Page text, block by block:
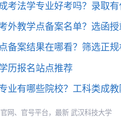
考法学专业好考吗？录取
外教学点备案名单？选函
备案结果在哪看？筛选正
历报名站点推荐
业有哪些院校？工科类成
网、官号平台，最新 武汉科技大学